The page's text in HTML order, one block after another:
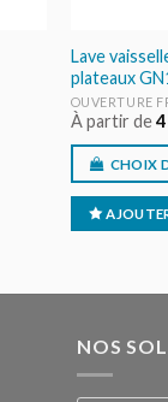
Lave
plateaux
OUVERTURE
À partir de
CHOIX
NOS